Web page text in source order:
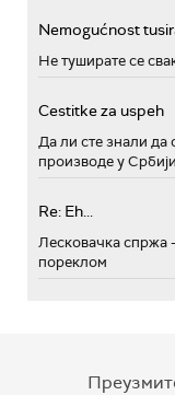
Nemogućnost
Не туширате се
Cestitke za uspeh
Да ли сте знали да
производе у Србији
Re: Eh...
Лесковачка спржа
пореклом